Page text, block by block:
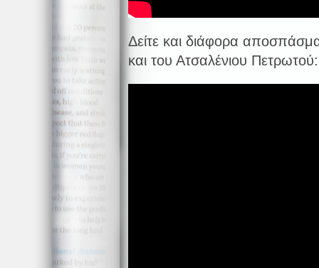
Δείτε και διάφορα
και του Ατσαλένιου Πετρωτού: